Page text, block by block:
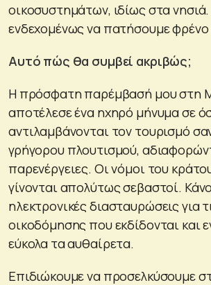
οικοσυστημάτων, ιδίως στα
ενδεχομένως να πατήσουμε φρένο
Αυτό πώς θα συμβεί ακριβώς;
Η πρόσφατη παρέμβασή μου στη
αποτέλεσε ένα ηχηρό μήνυμα σε
αντιλαμβάνονται τον τουρισμό
γρήγορου πλουτισμού,
παρενέργειες. Οι νόμοι του
γίνονται απολύτως σεβαστοί.
ηλεκτρονικές διασταυρώσεις για
οικοδόμησης που εκδίδονται και
εύκολα τα αυθαίρετα.
Επιδιώκουμε να προσελκύσουμε